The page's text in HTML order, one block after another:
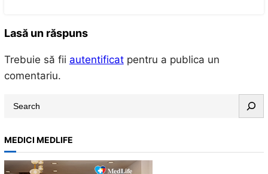
Lasă un răspuns
Trebuie să fii autentificatpentru a publica un
comentariu.
a
r
c
MEDICI MEDLIFE